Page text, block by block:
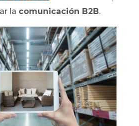
la comunicación B2B.